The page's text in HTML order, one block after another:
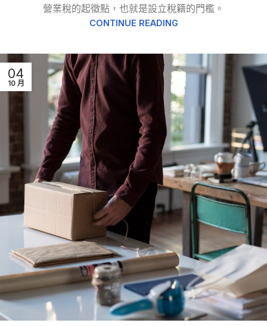
營業稅的起徵點，也就是設立稅籍的門檻。
CONTINUE READING
04
10 月